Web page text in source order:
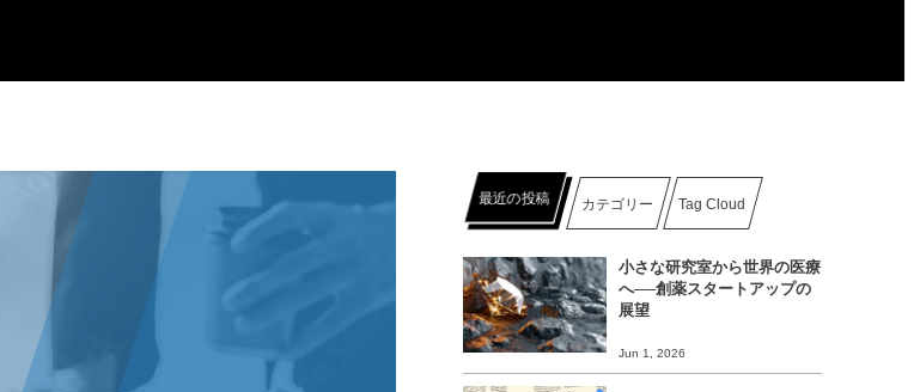
最近の投稿 カテゴリー Tag Cloud
小さな研究室から世界の医療
へ──創薬スタートアップの
展望
Jun 1, 2026